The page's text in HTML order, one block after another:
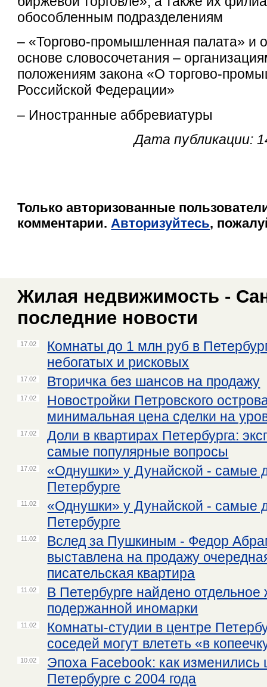
обособленным подразделениям
– «Торгово-промышленная палата» и
основе словосочетания –
положениям закона «О торгово-
Российской Федерации»
– Иностранные аббревиатуры
Дата публикации:
Только авторизованные
комментарии. Авторизуйтесь,
Жилая недвижимость -
последние новости
17.02
Комнаты до 1 млн руб в
небогатых и рисковых
17.02 Вторичка без шансов на продажу
17.02
Новостройки Петровского
минимальная цена сделки на
17.02
Доли в квартирах Петербурга:
самые популярные вопросы
17.02
«Однушки» у Дунайской - самые
Петербурге
11.02
«Однушки» у Дунайской - самые
Петербурге
11.02
Вслед за Пушкиным - Федор
выставлена на продажу
писательская квартира
11.02
В Петербурге найдено
подержанной иномарки
11.02
Комнаты-студии в центре
соседей могут влететь «в
10.02
Эпоха Facebook: как
Петербурге с 2004 года